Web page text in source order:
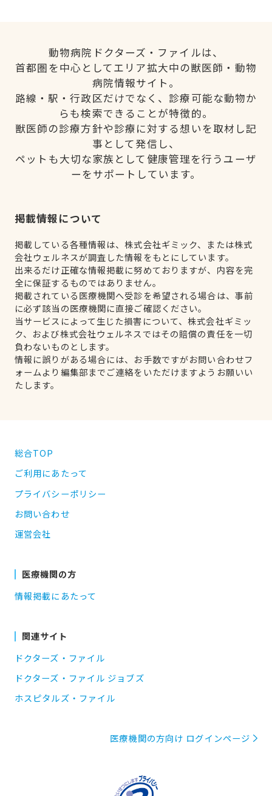
動物病院ドクターズ・ファイルは、
首都圏を中心としてエリア拡大中の獣医師・動物
病院情報サイト。
路線・駅・行政区だけでなく、診療可能な動物か
らも検索できることが特徴的。
獣医師の診療方針や診療に対する想いを取材し記
事として発信し、
ペットも大切な家族として健康管理を行うユーザ
ーをサポートしています。
掲載情報について
掲載している各種情報は、株式会社ギミック、または株式
会社ウェルネスが調査した情報をもとにしています。
出来るだけ正確な情報掲載に努めておりますが、内容を完
全に保証するものではありません。
掲載されている医療機関へ受診を希望される場合は、事前
に必ず該当の医療機関に直接ご確認ください。
当サービスによって生じた損害について、株式会社ギミッ
ク、および株式会社ウェルネスではその賠償の責任を一切
負わないものとします。
情報に誤りがある場合には、お手数ですがお問い合わせフ
ォームより編集部までご連絡をいただけますようお願いい
たします。
総合TOP
ご利用にあたって
プライバシーポリシー
お問い合わせ
運営会社
医療機関の方
情報掲載にあたって
関連サイト
ドクターズ・ファイル
ドクターズ・ファイル ジョブズ
ホスピタルズ・ファイル
医療機関の方向け ログインページ